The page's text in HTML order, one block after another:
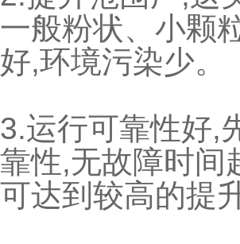
一般粉状、小颗
好,环境污染少。
3.运行可靠性好,
靠性,无故障时间
可达到较高的提